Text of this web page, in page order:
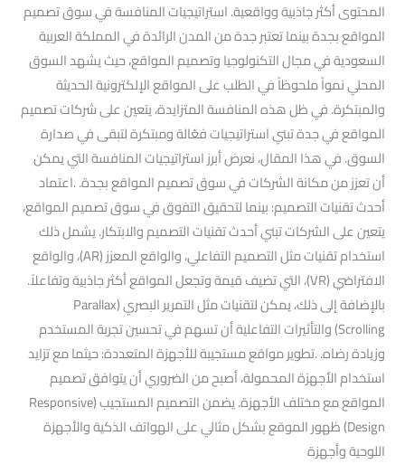
المحتوى أكثر جاذبية وواقعية. استراتيجيات المنافسة في سوق تصميم
المواقع بجدة بينما تعتبر جدة من المدن الرائدة في المملكة العربية
السعودية في مجال التكنولوجيا وتصميم المواقع، حيث يشهد السوق
المحلي نمواً ملحوظاً في الطلب على المواقع الإلكترونية الحديثة
والمبتكرة. في ظل هذه المنافسة المتزايدة، يتعين على شركات تصميم
المواقع في جدة تبني استراتيجيات فعّالة ومبتكرة لتبقى في صدارة
السوق. في هذا المقال، نعرض أبرز استراتيجيات المنافسة التي يمكن
أن تعزز من مكانة الشركات في سوق تصميم المواقع بجدة. .اعتماد
أحدث تقنيات التصميم: بينما لتحقيق التفوق في سوق تصميم المواقع،
يتعين على الشركات تبني أحدث تقنيات التصميم والابتكار. يشمل ذلك
استخدام تقنيات مثل التصميم التفاعلي، والواقع المعزز (AR)، والواقع
الافتراضي (VR)، التي تضيف قيمة وتجعل المواقع أكثر جاذبية وتفاعلاً.
بالإضافة إلى ذلك، يمكن لتقنيات مثل التمرير البصري (Parallax
Scrolling) والتأثيرات التفاعلية أن تسهم في تحسين تجربة المستخدم
وزيادة رضاه. .تطوير مواقع مستجيبة للأجهزة المتعددة: حيثما مع تزايد
استخدام الأجهزة المحمولة، أصبح من الضروري أن يتوافق تصميم
المواقع مع مختلف الأجهزة. يضمن التصميم المستجيب (Responsive
Design) ظهور الموقع بشكل مثالي على الهواتف الذكية والأجهزة
اللوحية وأجهزة